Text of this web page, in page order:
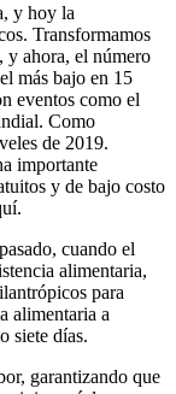
y hoy la
Transformamos
y ahora, el número
más bajo en 15
eventos como el
Como
de 2019.
importante
y de bajo costo
cuando el
alimentaria,
para
alimentaria a
siete días.
garantizando que